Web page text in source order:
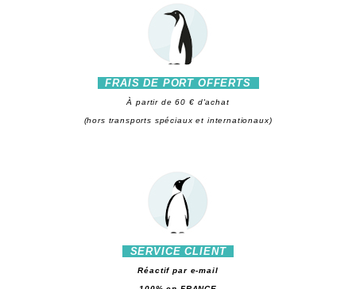
FRAIS DE PORT OFFERTS
À partir de 60 € d'achat
(hors transports spéciaux et internationaux)
SERVICE CLIENT
Réactif par e-mail